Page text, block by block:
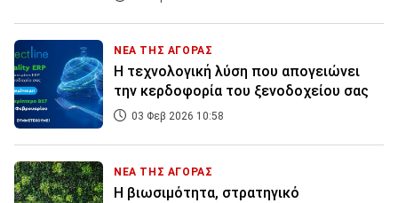
ΝΕΑ ΤΗΣ ΑΓΟΡΑΣ
Η τεχνολογική λύση που απογειώνει
την κερδοφορία του ξενοδοχείου σας
03 Φεβ 2026 10:58
ΝΕΑ ΤΗΣ ΑΓΟΡΑΣ
H βιωσιμότητα, στρατηγικό